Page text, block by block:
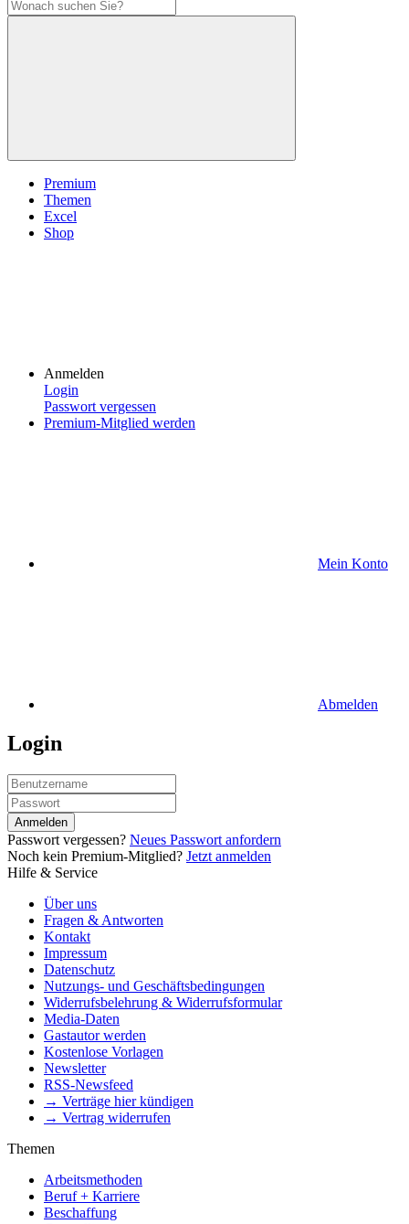
Premium
Themen
Excel
Shop
Anmelden
Login
Passwort vergessen
Premium-Mitglied werden
Mein Konto
Abmelden
Login
Anmelden
Passwort vergessen? Neues Passwort anfordern
Noch kein Premium-Mitglied? Jetzt anmelden
Hilfe & Service
Über uns
Fragen & Antworten
Kontakt
Impressum
Datenschutz
Nutzungs- und Geschäftsbedingungen
Widerrufsbelehrung & Widerrufsformular
Media-Daten
Gastautor werden
Kostenlose Vorlagen
Newsletter
RSS-Newsfeed
→ Verträge hier kündigen
→ Vertrag widerrufen
Themen
Arbeitsmethoden
Beruf + Karriere
Beschaffung